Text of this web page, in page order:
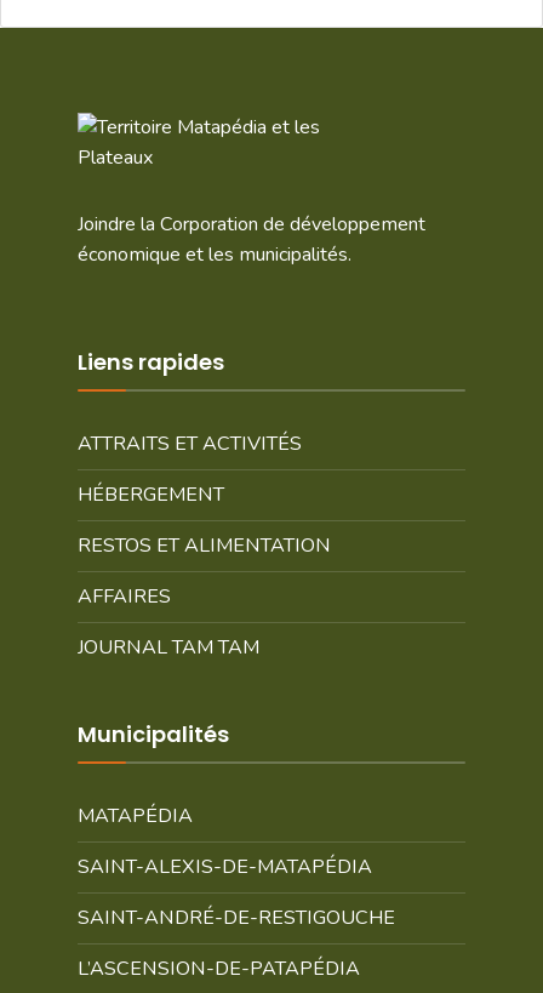
Joindre la Corporation de développement
économique et les municipalités.
Liens rapides
ATTRAITS ET ACTIVITÉS
HÉBERGEMENT
RESTOS ET ALIMENTATION
AFFAIRES
JOURNAL TAM TAM
Municipalités
MATAPÉDIA
SAINT-ALEXIS-DE-MATAPÉDIA
SAINT-ANDRÉ-DE-RESTIGOUCHE
L’ASCENSION-DE-PATAPÉDIA